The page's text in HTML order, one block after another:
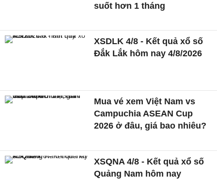
suốt hơn 1 tháng
XSDLK 4/8 - Kết quả xổ số
Đắk Lắk hôm nay 4/8/2026
Mua vé xem Việt Nam vs
Campuchia ASEAN Cup
2026 ở đâu, giá bao nhiêu?
XSQNA 4/8 - Kết quả xổ số
Quảng Nam hôm nay